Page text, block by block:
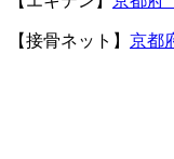
【接骨ネット】 京都